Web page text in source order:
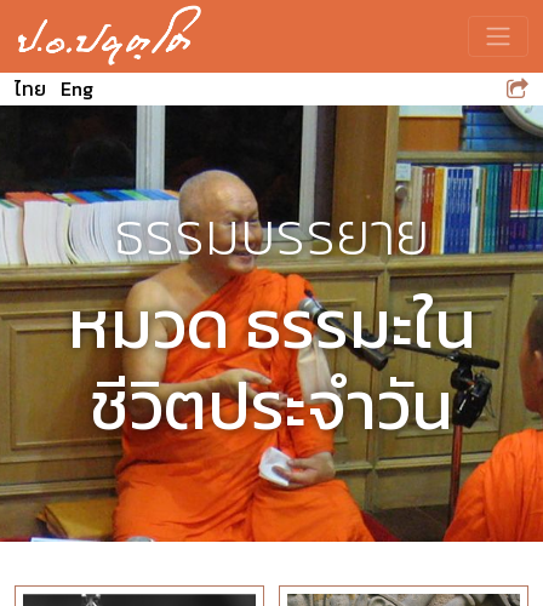
ไทย Eng
ธรรมบรรยาย
หมวด ธรรมะใน
ชีวิตประจำวัน